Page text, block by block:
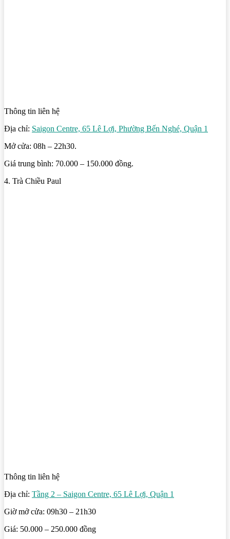
Thông tin liên hệ
Địa chỉ: Saigon Centre, 65 Lê Lợi, Phường Bến Nghé, Quận 1
Mở cửa: 08h – 22h30.
Giá trung bình: 70.000 – 150.000 đồng.
4. Trà Chiều Paul
Thông tin liên hệ
Địa chỉ: Tầng 2 – Saigon Centre, 65 Lê Lợi, Quận 1
Giờ mở cửa: 09h30 – 21h30
Giá: 50.000 – 250.000 đồng